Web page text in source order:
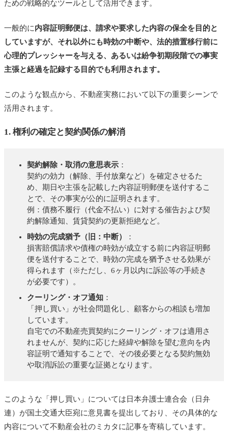
ための戦略的なツールとして活用できます。
一般的に内容証明郵便は、請求や要求した内容の保全を目的と
していますが、それ以外にも時効の中断や、法的措置移行前に
心理的プレッシャーを与える、あるいは紛争初期段階での事実
主張と経過を記録する目的でも利用されます。
このような観点から、不動産実務において以下の重要シーンで
活用されます。
1. 権利の確定と契約関係の解消
契約解除・取消の意思表示 ：
契約の効力（解除、手付放棄など）を確定させるた
め、期日や主張を記載した内容証明郵便を送付するこ
とで、その事実が公的に証明されます。
例：債務不履行（代金不払い）に対する催告および契
約解除通知、賃貸契約の更新拒絶など。
時効の完成猶予（旧：中断）
：
損害賠償請求や債権の時効が成立する前に内容証明郵
便を送付することで、時効の完成を猶予させる効果が
得られます（※ただし、6ヶ月以内に訴訟等の手続き
が必要です）。
クーリング・オフ通知 ：
「押し買い」が社会問題化し、顧客からの相談も増加
しています。
自宅での不動産売買契約にクーリング・オフは適用さ
れませんが、契約に応じた経緯や解除を望む意向を内
容証明で通知することで、その後必要となる契約無効
や取消訴訟の重要な証拠となります。
このような「押し買い」については日本弁護士連合会（日弁
連）が国土交通大臣宛に意見書を提出しており、その具体的な
内容について不動産会社のミカタに記事を寄稿しています。